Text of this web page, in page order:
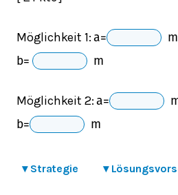
Möglichkeit 1:a=
m
b= m
Möglichkeit 2:a=
b= m
▾ Strategie ▾